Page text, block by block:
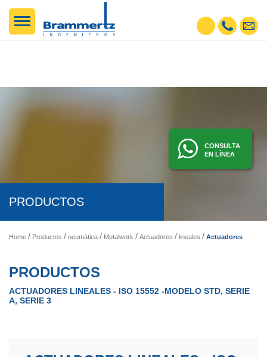
CONSULTA
EN LÍNEA
PRODUCTOS
Home Productos neumática Metalwork Actuadores lineales Actuadores Lineales - ISO 15552 -Modelo STD, Serie A, Serie 3
PRODUCTOS
ACTUADORES LINEALES - ISO 15552 -MODELO STD, SERIE
A, SERIE 3